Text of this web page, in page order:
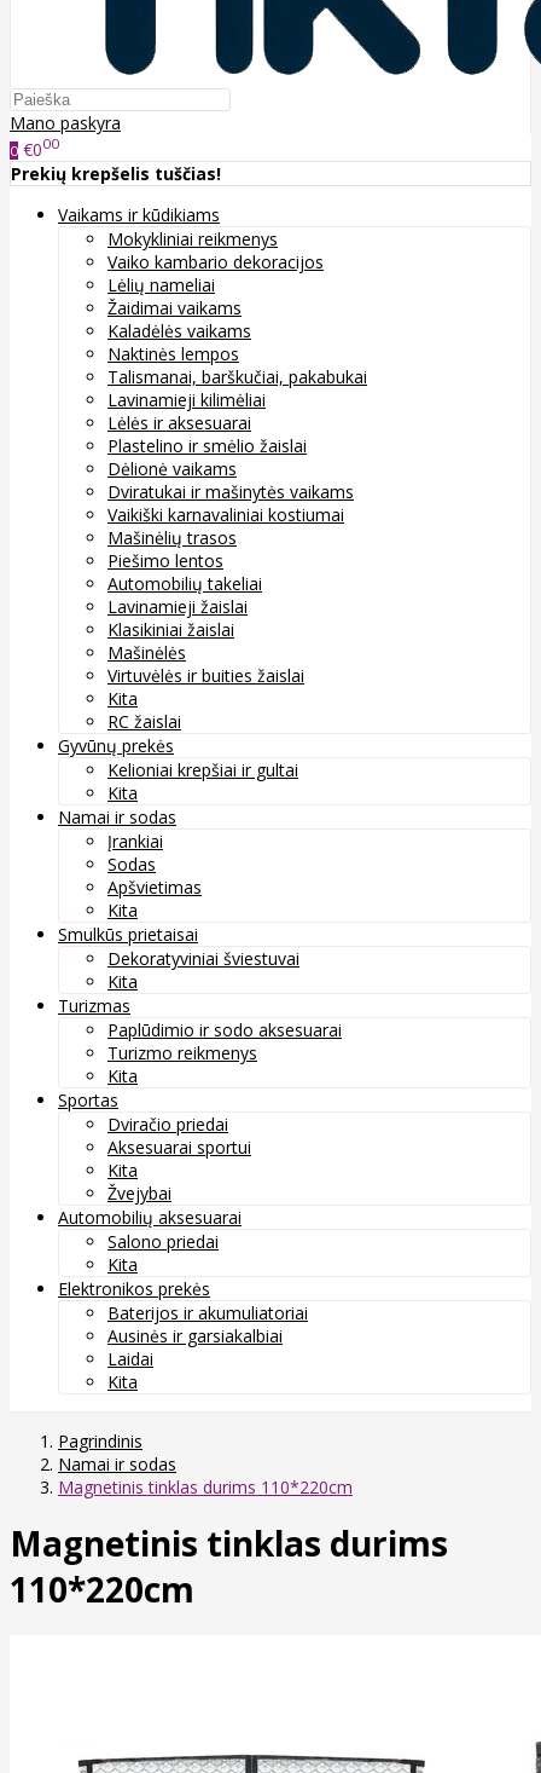
Mano paskyra
0 €000
Prekių krepšelis tuščias!
Vaikams ir kūdikiams
Mokykliniai reikmenys
Vaiko kambario dekoracijos
Lėlių nameliai
Žaidimai vaikams
Kaladėlės vaikams
Naktinės lempos
Talismanai, barškučiai, pakabukai
Lavinamieji kilimėliai
Lėlės ir aksesuarai
Plastelino ir smėlio žaislai
Dėlionė vaikams
Dviratukai ir mašinytės vaikams
Vaikiški karnavaliniai kostiumai
Mašinėlių trasos
Piešimo lentos
Automobilių takeliai
Lavinamieji žaislai
Klasikiniai žaislai
Mašinėlės
Virtuvėlės ir buities žaislai
Kita
RC žaislai
Gyvūnų prekės
Kelioniai krepšiai ir gultai
Kita
Namai ir sodas
Įrankiai
Sodas
Apšvietimas
Kita
Smulkūs prietaisai
Dekoratyviniai šviestuvai
Kita
Turizmas
Paplūdimio ir sodo aksesuarai
Turizmo reikmenys
Kita
Sportas
Dviračio priedai
Aksesuarai sportui
Kita
Žvejybai
Automobilių aksesuarai
Salono priedai
Kita
Elektronikos prekės
Baterijos ir akumuliatoriai
Ausinės ir garsiakalbiai
Laidai
Kita
Pagrindinis
Namai ir sodas
Magnetinis tinklas durims 110*220cm
Magnetinis tinklas durims
110*220cm